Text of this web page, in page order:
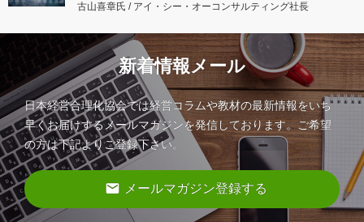
古山喜章氏 / アイ・シー・オーコンサルティング社長
新着情報メール
日本経営合理化協会では経営コラムや教材の最新情報をいち
早くお届けするメールマガジンを発信しております。ご希望
の方は下記よりご登録下さい。
email メールマガジン登録する